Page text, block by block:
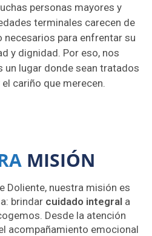
personas mayores y
terminales carecen de
necesarios para enfrentar su
y dignidad. Por eso, nos
lugar donde sean tratados
cariño que merecen.
MISIÓN
Doliente, nuestra misión es
brindar cuidado integral a
Desde la atención
acompañamiento emocional